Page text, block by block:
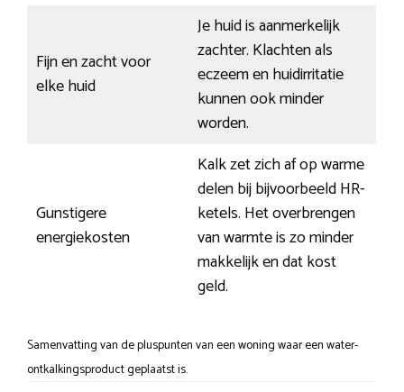
Fijn en zacht voor
elke huid
Je huid is aanmerkelijk
zachter. Klachten als
eczeem en huidirritatie
kunnen ook minder
worden.
Gunstigere
energiekosten
Kalk zet zich af op warme
delen bij bijvoorbeeld HR-
ketels. Het overbrengen
van warmte is zo minder
makkelijk en dat kost
geld.
Samenvatting van de pluspunten van een woning waar een water-
ontkalkingsproduct geplaatst is.